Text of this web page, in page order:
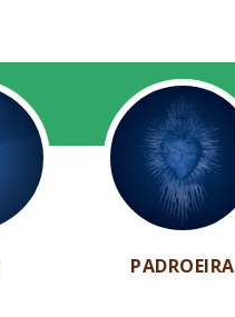
PADROEIRA